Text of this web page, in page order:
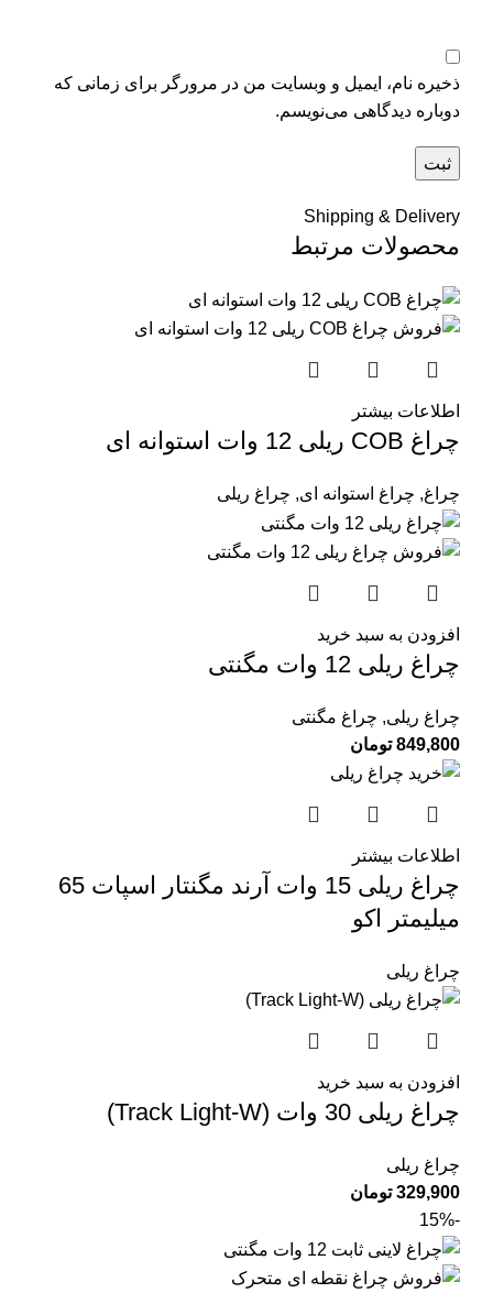
ذخیره نام، ایمیل و وبسایت من در مرورگر برای زمانی که
دوباره دیدگاهی می‌نویسم.
Shipping & Delivery
محصولات مرتبط
اطلاعات بیشتر
چراغ COB ریلی 12 وات استوانه ای
چراغ, چراغ استوانه ای, چراغ ریلی
افزودن به سبد خرید
چراغ ریلی 12 وات مگنتی
چراغ ریلی, چراغ مگنتی
849,800 تومان
اطلاعات بیشتر
چراغ ریلی 15 وات آرند مگنتار اسپات 65
میلیمتر اکو
چراغ ریلی
افزودن به سبد خرید
چراغ ریلی 30 وات (Track Light-W)
چراغ ریلی
329,900 تومان
-15%